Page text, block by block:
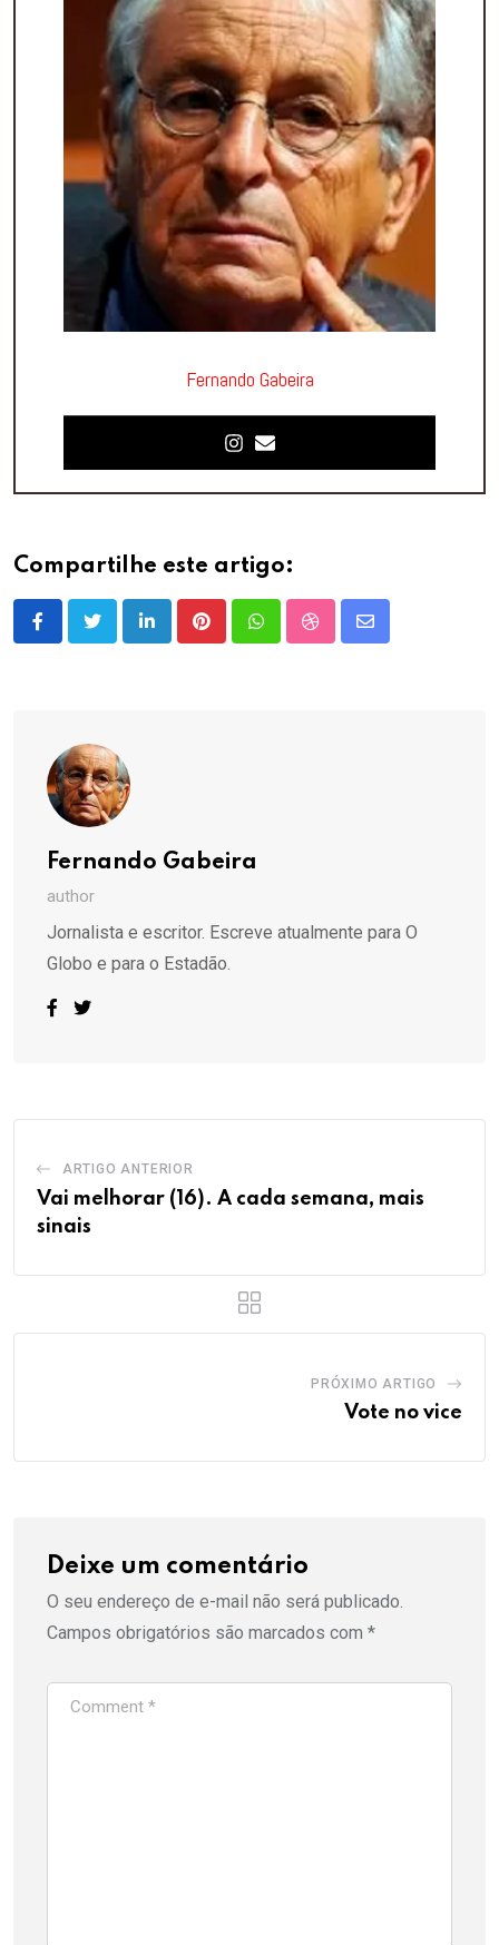
Fernando Gabeira
Compartilhe este artigo:
LinkedInPinterestWhatsappStumbleUpon
Share
Fernando Gabeira
author
Jornalista e escritor. Escreve atualmente para O
Globo e para o Estadão.
ARTIGO ANTERIOR
Vai melhorar (16). A cada semana, mais
sinais
PRÓXIMO ARTIGO
Vote no vice
Deixe um comentário
O seu endereço de e-mail não será publicado.
Campos obrigatórios são marcados com *